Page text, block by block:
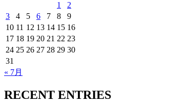
1
2
3
4 5 6 7 8
9
10 11 12 13 14 15 16
17 18 19 20 21 22 23
24 25 26 27 28 29 30
31
« 7月
RECENT ENTRIES